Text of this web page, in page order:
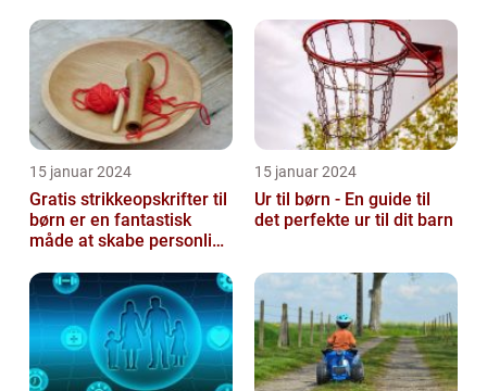
børneværelset...
15 januar 2024
Gratis strikkeopskrifter til
børn er en fantastisk
måde at skabe personlige
15 januar 2024
Ur til børn - En guide til
det perfekte ur til dit barn